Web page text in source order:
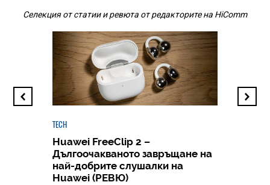
Селекция от статии и ревюта от редакторите на HiComm
TECH
Huawei FreeClip 2 –
Дългоочакваното завръщане на
най-добрите слушалки на
Huawei (РЕВЮ)